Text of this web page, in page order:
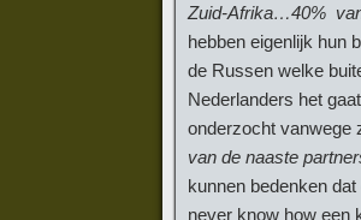
Zuid-Afrika…40%
hebben eigenlijk hun
de Russen welke
Nederlanders het
onderzocht vanwege
van de naaste
kunnen bedenken
never know how een